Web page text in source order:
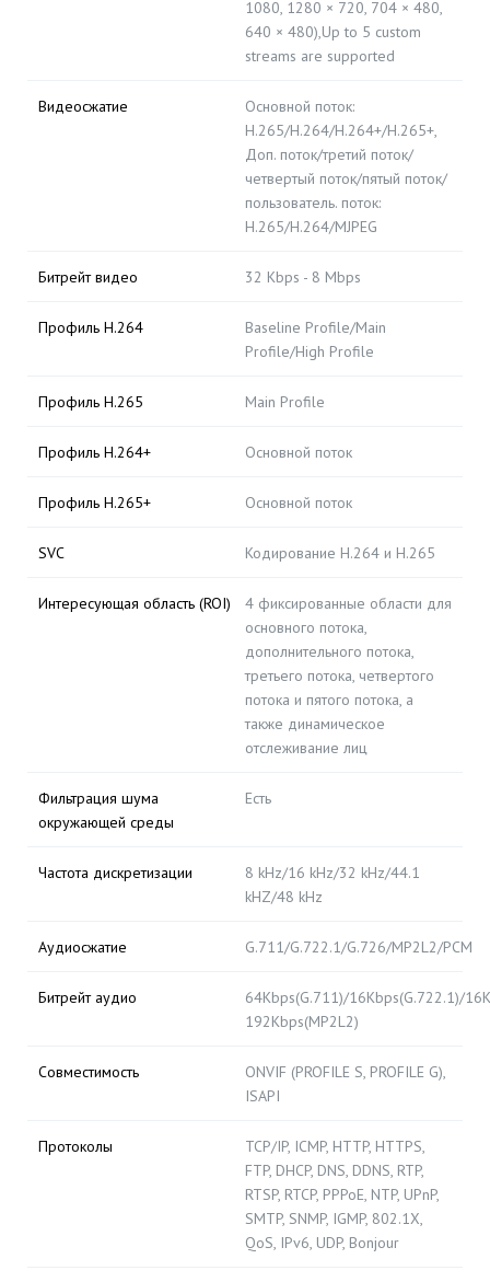
1080, 1280 × 720, 704 × 480,
640 × 480),Up to 5 custom
streams are supported
Видеосжатие
Основной поток:
H.265/H.264/H.264+/H.265+,
Доп. поток/третий поток/
четвертый поток/пятый поток/
пользователь. поток:
H.265/H.264/MJPEG
Битрейт видео 32 Kbps - 8 Mbps
Профиль H.264
Baseline Profile/Main
Profile/High Profile
Профиль H.265 Main Profile
Профиль H.264+ Основной поток
Профиль H.265+ Основной поток
SVC Кодирование H.264 и H.265
Интересующая область (ROI)
4 фиксированные области для
основного потока,
дополнительного потока,
третьего потока, четвертого
потока и пятого потока, а
также динамическое
отслеживание лиц
Фильтрация шума
окружающей среды
Есть
Частота дискретизации
8 kHz/16 kHz/32 kHz/44.1
kHZ/48 kHz
Аудиосжатие G.711/G.722.1/G.726/MP2L2/PCM
Битрейт аудио
64Kbps(G.711)/16Kbps(G.722.1)/
192Kbps(MP2L2)
Совместимость
ONVIF (PROFILE S, PROFILE G),
ISAPI
Протоколы
TCP/IP, ICMP, HTTP, HTTPS,
FTP, DHCP, DNS, DDNS, RTP,
RTSP, RTCP, PPPoE, NTP, UPnP,
SMTP, SNMP, IGMP, 802.1X,
QoS, IPv6, UDP, Bonjour